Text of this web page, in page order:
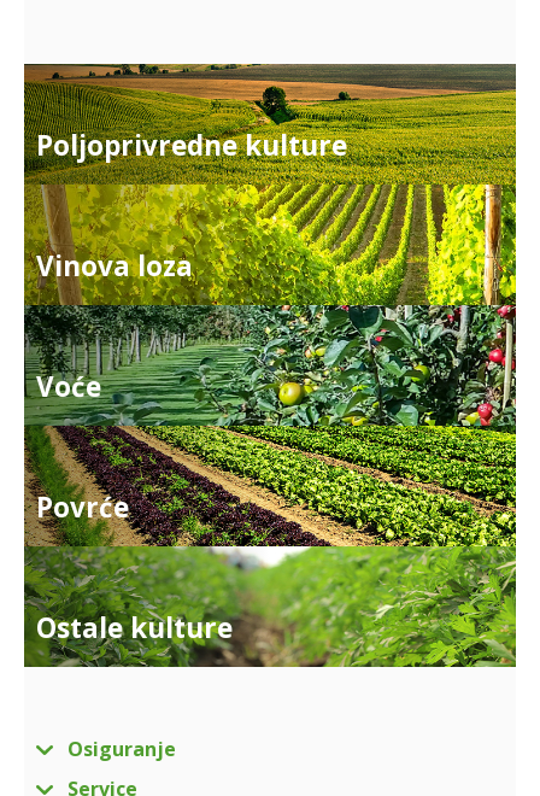
Poljoprivredne kulture
Vinova loza
Voće
Povrće
Ostale kulture
Osiguranje
Service